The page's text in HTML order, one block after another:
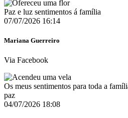
Paz e luz sentimentos á família
07/07/2026 16:14
Mariana Guerreiro
Via Facebook
Os meus sentimentos para toda a
paz
04/07/2026 18:08